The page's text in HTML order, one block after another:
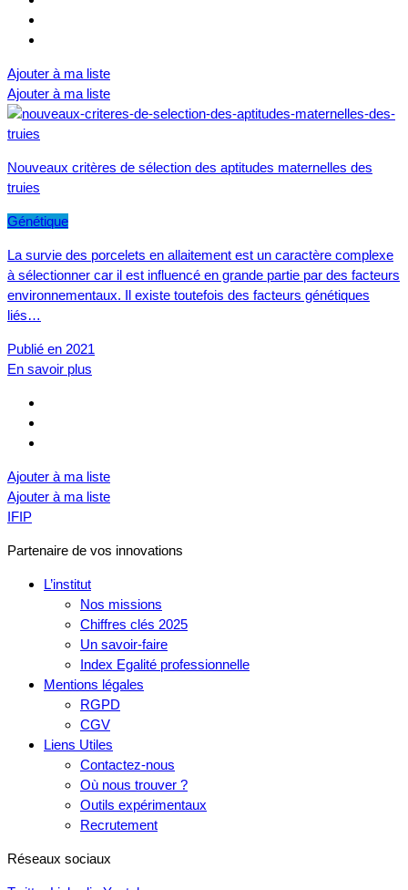
Ajouter à ma liste
Ajouter à ma liste
Nouveaux critères de sélection des aptitudes maternelles des
truies
Génétique
La survie des porcelets en allaitement est un caractère complexe
à sélectionner car il est influencé en grande partie par des facteurs
environnementaux. Il existe toutefois des facteurs génétiques
liés…
Publié en 2021
En savoir plus
Ajouter à ma liste
Ajouter à ma liste
IFIP
Partenaire de vos innovations
L’institut
Nos missions
Chiffres clés 2025
Un savoir-faire
Index Egalité professionnelle
Mentions légales
RGPD
CGV
Liens Utiles
Contactez-nous
Où nous trouver ?
Outils expérimentaux
Recrutement
Réseaux sociaux